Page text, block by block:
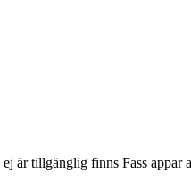
är tillgänglig finns Fass